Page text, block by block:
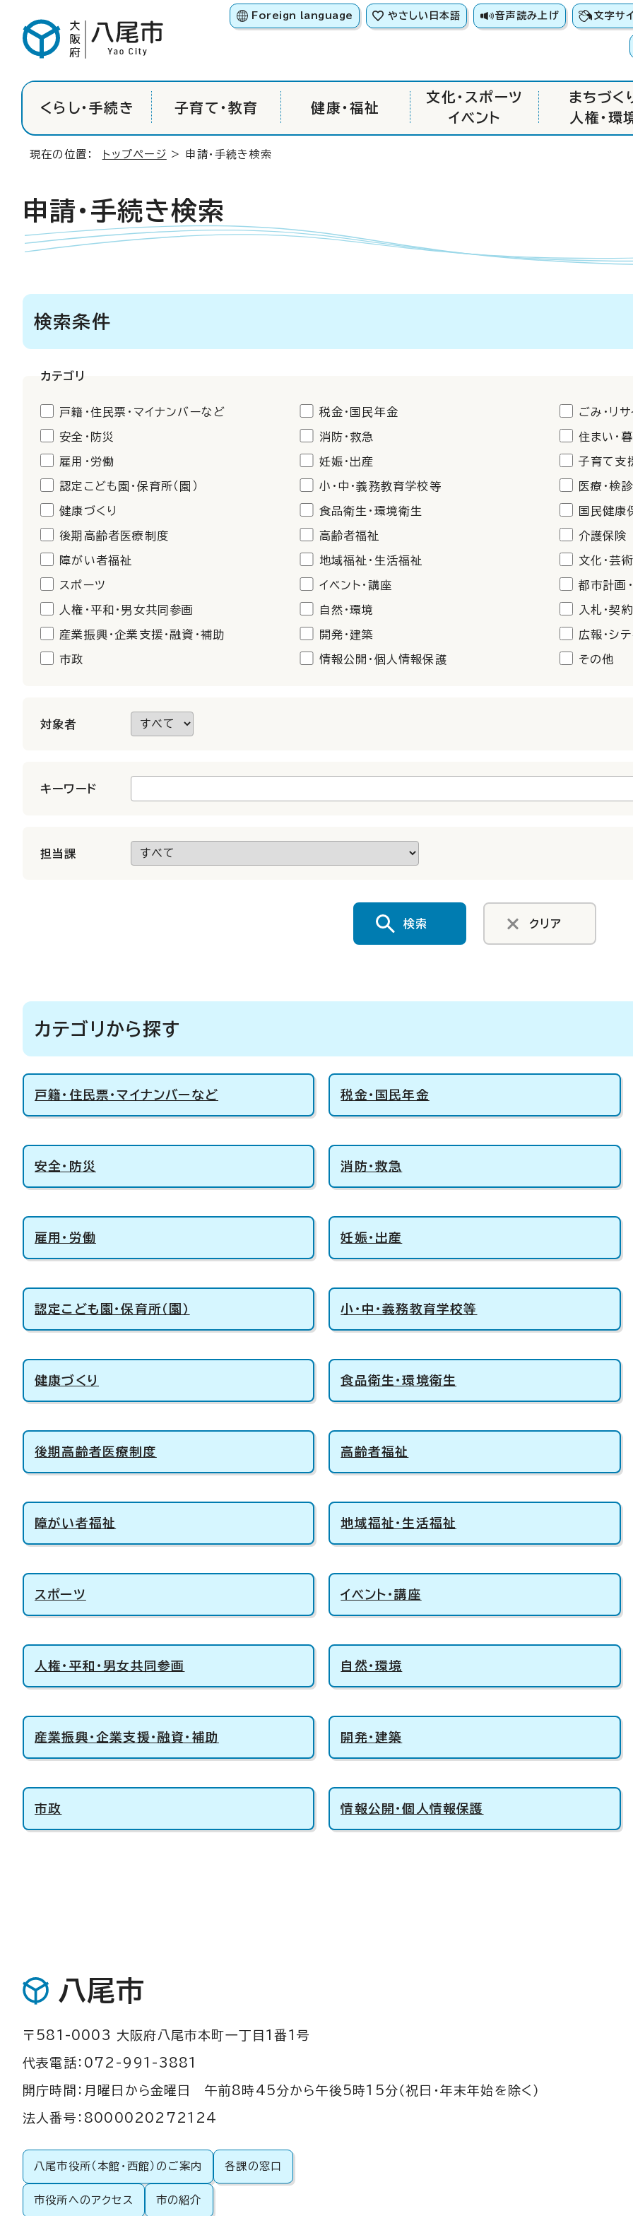
Foreign language やさしい日本語 音声読み上げ 文字サ
くらし・手続き 子育て・教育 健康・福祉
文化・スポーツ
イベント
まちづく
人権・環
現在の位置： トップページ > 申請・手続き検索
申請・手続き検索
検索条件
カテゴリ
戸籍・住民票・マイナンバーなど 税金・国民年金 ごみ・リ
安全・防災 消防・救急 住まい・
雇用・労働 妊娠・出産 子育て支
認定こども園・保育所（園） 小・中・義務教育学校等 医療・検
健康づくり 食品衛生・環境衛生 国民健康
後期高齢者医療制度 高齢者福祉 介護保険
障がい者福祉 地域福祉・生活福祉 文化・芸
スポーツ イベント・講座 都市計画
人権・平和・男女共同参画 自然・環境 入札・契約
産業振興・企業支援・融資・補助 開発・建築 広報・シ
市政 情報公開・個人情報保護 その他
対象者
キーワード
担当課
検索 クリア
カテゴリから探す
戸籍・住民票・マイナンバーなど 税金・国民年金
安全・防災 消防・救急
雇用・労働 妊娠・出産
認定こども園・保育所（園） 小・中・義務教育学校等
健康づくり 食品衛生・環境衛生
後期高齢者医療制度 高齢者福祉
障がい者福祉 地域福祉・生活福祉
スポーツ イベント・講座
人権・平和・男女共同参画 自然・環境
産業振興・企業支援・融資・補助 開発・建築
市政 情報公開・個人情報保護
八尾市
〒581-0003 大阪府八尾市本町一丁目1番1号
代表電話：072-991-3881
開庁時間：月曜日から金曜日 午前8時45分から午後5時15分（祝日・年末年始を除く）
法人番号：8000020272124
八尾市役所（本館・西館）のご案内 各課の窓口
市役所へのアクセス 市の紹介